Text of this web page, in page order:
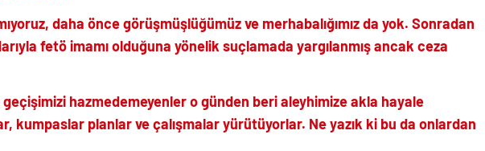
daha önce görüşmüşlüğümüz ve merhabalığımız da yok. Sonradan
fetö imamı olduğuna yönelik suçlamada yargılanmış ancak ceza
geçişimizi hazmedemeyenler o günden beri aleyhimize akla hayale
kumpaslar planlar ve çalışmalar yürütüyorlar. Ne yazık ki bu da onlardan